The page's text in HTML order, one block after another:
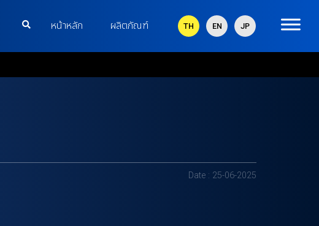
TH EN JP
หน้าหลัก ผลิตภัณฑ์
Date : 25-06-2025